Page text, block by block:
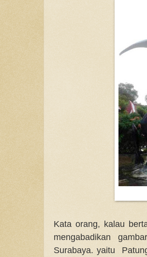
Kata orang, kalau
mengabadikan
Surabaya. yaitu